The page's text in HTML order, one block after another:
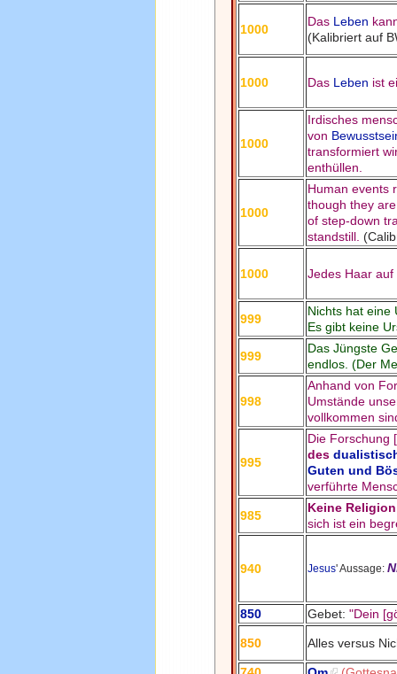
1000
Das Leben
(Kalibriert auf
1000 Das Leben ist
1000
Irdisches
von
transformiert
enthüllen.
1000
Human events
though they
of step-down
standstill.
1000 Jedes Haar
999
Nichts hat eine
Es gibt keine
999
Das Jüngste
endlos. (Der
998
Anhand von
Umstände
vollkommen
995
Die Forschung
des
Guten und
verführte
985
Keine
sich ist ein
940 Jesus' Aussage:
850 Gebet:"Dein
850 Alles versus